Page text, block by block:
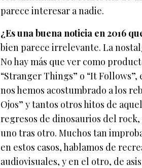
parece interesar a nadie.
¿Es una buena noticia en 2016
bien parece irrelevante. La
No hay más que ver como
“Stranger Things” o “It
nos hemos acostumbrado a los
Ojos” y tantos otros hitos de
regresos de dinosaurios del
uno tras otro. Muchos tan
en estos casos, hablamos de
audiovisuales, y en el otro, de